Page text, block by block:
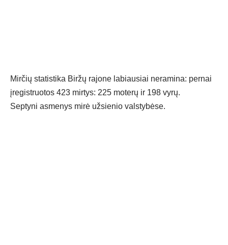
Mirčių statistika Biržų rajone labiausiai neramina: pernai
įregistruotos 423 mirtys: 225 moterų ir 198 vyrų.
Septyni asmenys mirė užsienio valstybėse.